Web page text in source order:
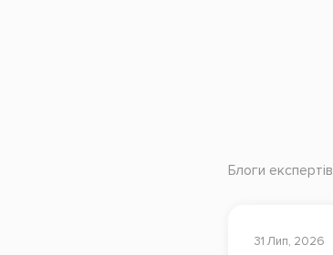
Блоги експертів
31 Лип, 2026